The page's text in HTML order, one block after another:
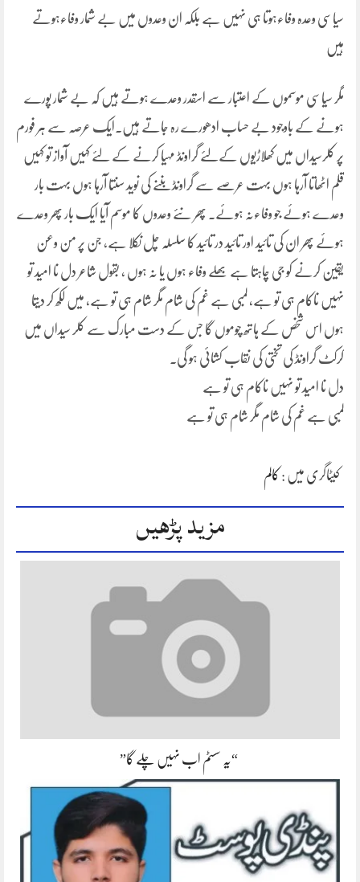
سیاسی وعدہ وفاءہوتا ہی نہیں ہے بلکہ ان وعدوں میں بے شمار وفاءہوتے
ہیں
مگر سیاسی موسموں کے اعتبار سے اسقدر وعدے ہوتے ہیں کہ بے شمار پورے
ہونے کے باوجود بے حساب ادھورے رہ جاتے ہیں۔ایک عرصہ سے ہر فورم
پر کلرسیداں میں کھلاڑیوں کےلئے گراونڈ مہیا کرنے کے لئے کہیں آواز تو کہیں
قلم اٹھاتا آرہا ہوں بہت عرصے سے گراونڈ بننے کی نوید سنتا آرہا ہوں بہت بار
وعدے ہوئے جو وفاءنہ ہوئے۔ پھر نئے وعدوں کا موسم آیا ایک بار پھر وعدے
ہوئے پھر ان کی تائید اور تائید در تائید کا سلسلہ چل نکلا ہے، جن پر من وعن
یقین کرنے کو جی چاہتا ہے بھلے وفاء ہوں یا نہ ہوں ، بقول شاعر دل نا امید تو
نہیں ناکام ہی تو ہے، لمبی ہے غم کی شام مگر شام ہی تو ہے، میں لکھ کر دیتا
ہوں اس شخص کے ہاتھ چوموں گا جس کے دست مبارک سے کلر سیداں میں
کرکٹ گراونڈ کی تختی کی نقاب کشائی ہو گی۔
دل نا امید تو نہیں ناکام ہی تو ہے
لمبی ہے غم کی شام مگر شام ہی تو ہے
کیٹاگری میں : کالم
مزید پڑھیں
“یہ سسٹم اب نہیں چلے گا”